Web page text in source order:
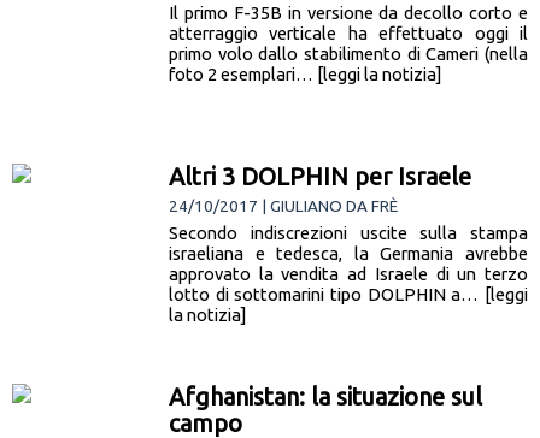
Il primo F-35B in versione da decollo corto e
atterraggio verticale ha effettuato oggi il
primo volo dallo stabilimento di Cameri (nella
foto 2 esemplari… [leggi la notizia]
Altri 3 DOLPHIN per Israele
24/10/2017 | GIULIANO DA FRÈ
Secondo indiscrezioni uscite sulla stampa
israeliana e tedesca, la Germania avrebbe
approvato la vendita ad Israele di un terzo
lotto di sottomarini tipo DOLPHIN a… [leggi
la notizia]
Afghanistan: la situazione sul
campo